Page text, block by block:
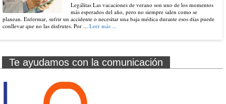
Legálitas Las vacaciones de verano son uno de los momentos
más esperados del año, pero no siempre salen como se
planean. Enfermar, sufrir un accidente o necesitar una baja médica durante esos días puede
conllevar que no las disfrutes. Por ... Leer más ...
Te ayudamos con la comunicación